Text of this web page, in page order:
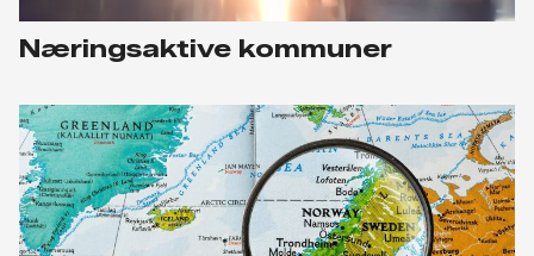
Næringsaktive kommuner